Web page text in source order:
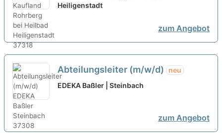
Heiligenstadt
zum Angebot
Abteilungsleiter (m/w/d)
neu
EDEKA Baßler | Steinbach
zum Angebot